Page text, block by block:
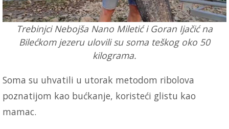
Trebinjci Nebojša Nano Miletić i Goran Ijačić na
Bilećkom jezeru ulovili su soma teškog oko 50
kilograma.
Soma su uhvatili u utorak metodom ribolova
poznatijom kao bućkanje, koristeći glistu kao
mamac.